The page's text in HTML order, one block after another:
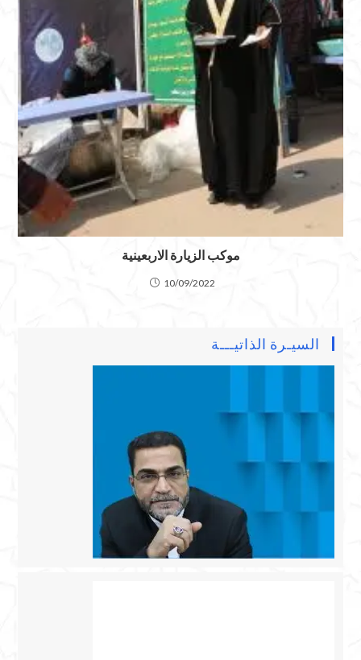
موكب الزيارة الاربعينية
10/09/2022
السيـرة الذاتيـــة